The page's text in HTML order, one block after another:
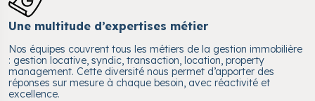
Une multitude d’expertises métier
Nos équipes couvrent tous les métiers de la gestion immobilière
: gestion locative, syndic, transaction, location, property
management. Cette diversité nous permet d’apporter des
réponses sur mesure à chaque besoin, avec réactivité et
excellence.